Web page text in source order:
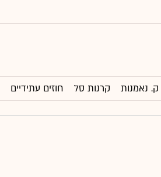
ק. נאמנות קרנות סל חוזים עתידיים